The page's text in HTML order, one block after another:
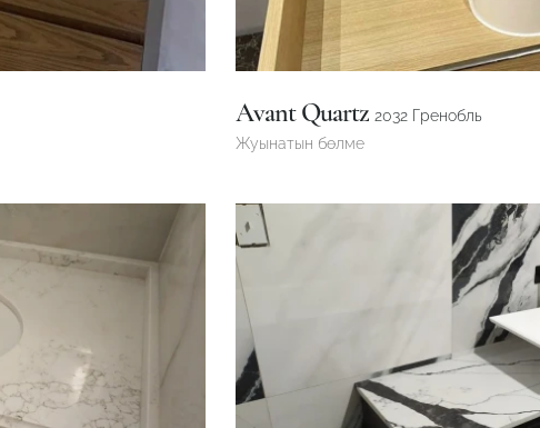
Avant Quartz2032 Гренобль
Жуынатын бөлме